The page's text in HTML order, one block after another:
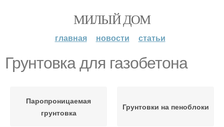
МИЛЫЙ ДОМ
главная новости статьи
Грунтовка для газобетона
Паропроницаемая
грунтовка
Грунтовки на пеноблоки